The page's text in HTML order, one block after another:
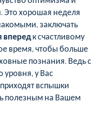
Это хорошая неделя
заключать
впередк счастливому
время, чтобы больше
познания. Ведь с
уровня, у Вас
вспышки
полезным на Вашем